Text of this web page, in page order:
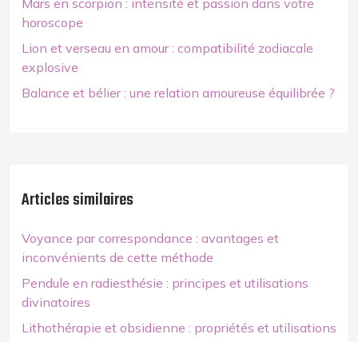
Mars en scorpion : intensité et passion dans votre
horoscope
Lion et verseau en amour : compatibilité zodiacale
explosive
Balance et bélier : une relation amoureuse équilibrée ?
Articles similaires
Voyance par correspondance : avantages et
inconvénients de cette méthode
Pendule en radiesthésie : principes et utilisations
divinatoires
Lithothérapie et obsidienne : propriétés et utilisations